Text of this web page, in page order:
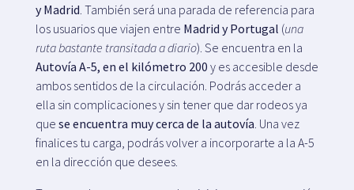
y Madrid . También será una parada de referencia para
los usuarios que viajen entre Madrid y Portugal (una
ruta bastante transitada a diario). Se encuentra en la
Autovía A-5, en el kilómetro 200 y es accesible desde
ambos sentidos de la circulación. Podrás acceder a
ella sin complicaciones y sin tener que dar rodeos ya
que se encuentra muy cerca de la autovía . Una vez
finalices tu carga, podrás volver a incorporarte a la A-5
en la dirección que desees.